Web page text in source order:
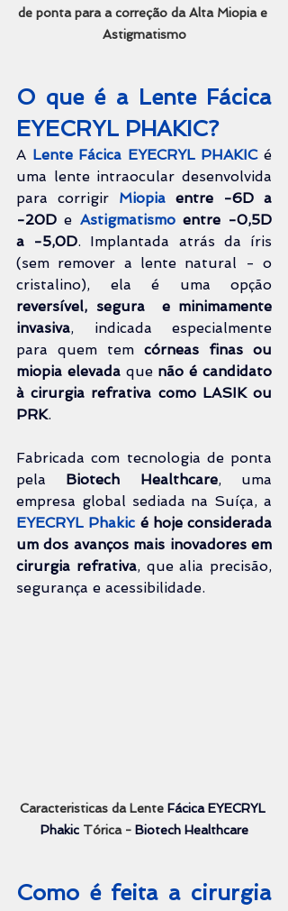
de ponta para a correção da Alta Miopia e
Astigmatismo
O que é a Lente Fácica
EYECRYL PHAKIC?
A Lente Fácica EYECRYL PHAKIC é
uma lente intraocular desenvolvida
para corrigir Miopia entre -6D a
-20D e Astigmatismo entre -0,5D
a -5,0D. Implantada atrás da íris
(sem remover a lente natural - o
reversível, segura  e minimamente
invasiva, indicada especialmente
para quem tem córneas finas ou
miopia elevada que não é candidato
à cirurgia refrativa como LASIK ou
PRK.
Fabricada com tecnologia de ponta
pela Biotech Healthcare, uma
EYECRYL Phakic é hoje considerada
um dos avanços mais inovadores em
cirurgia refrativa, que alia precisão,
segurança e acessibilidade.
Caracteristicas da Lente Fácica EYECRYL
Phakic Tórica - Biotech Healthcare
Como é feita a cirurgia